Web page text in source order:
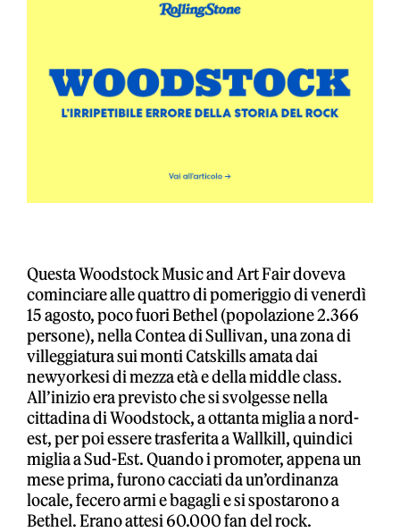
Questa Woodstock Music and Art Fair doveva
cominciare alle quattro di pomeriggio di venerdì
15 agosto, poco fuori Bethel (popolazione 2.366
persone), nella Contea di Sullivan, una zona di
villeggiatura sui monti Catskills amata dai
newyorkesi di mezza età e della middle class.
All’inizio era previsto che si svolgesse nella
cittadina di Woodstock, a ottanta miglia a nord-
est, per poi essere trasferita a Wallkill, quindici
miglia a Sud-Est. Quando i promoter, appena un
mese prima, furono cacciati da un’ordinanza
locale, fecero armi e bagagli e si spostarono a
Bethel. Erano attesi 60.000 fan del rock.